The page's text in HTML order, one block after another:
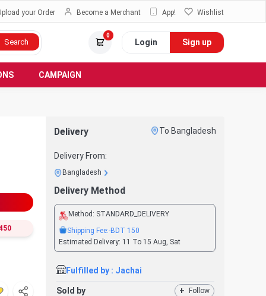
your Order Become a Merchant App! Wishlist
Search
0
Login Sign up
CAMPAIGN
Delivery To Bangladesh
Delivery From:
Bangladesh
Delivery Method
Method: STANDARD_DELIVERY
Shipping Fee:-BDT 150
Estimated Delivery: 11 To 15 Aug, Sat
Fulfilled by : Jachai
Sold by + Follow